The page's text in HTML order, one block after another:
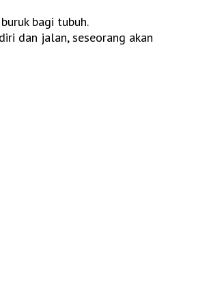
bagi tubuh.
dan jalan, seseorang akan